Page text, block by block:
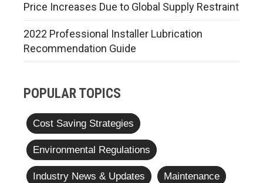
Price Increases Due to Global Supply Restraint
2022 Professional Installer Lubrication
Recommendation Guide
POPULAR TOPICS
Cost Saving Strategies
Environmental Regulations
Industry News & Updates Maintenance